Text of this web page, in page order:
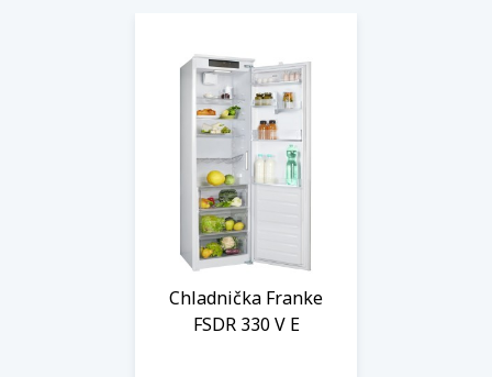
Chladnička Franke
FSDR 330 V E